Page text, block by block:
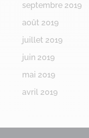
septembre 2019
août 2019
juillet 2019
juin 2019
mai 2019
avril 2019